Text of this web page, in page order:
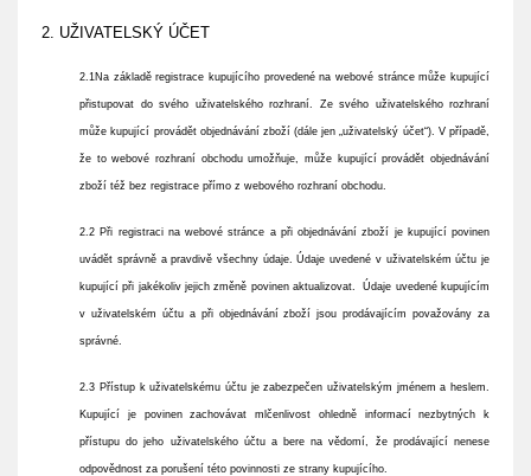
2. UŽIVATELSKÝ ÚČET
2.1Na základě registrace kupujícího provedené na webové stránce může kupující
přistupovat do svého uživatelského rozhraní. Ze svého uživatelského rozhraní
může kupující provádět objednávání zboží (dále jen „uživatelský účet“). V případě,
že to webové rozhraní obchodu umožňuje, může kupující provádět objednávání
zboží též bez registrace přímo z webového rozhraní obchodu.
2.2 Při registraci na webové stránce a při objednávání zboží je kupující povinen
uvádět správně a pravdivě všechny údaje. Údaje uvedené v uživatelském účtu je
kupující při jakékoliv jejich změně povinen aktualizovat. Údaje uvedené kupujícím
v uživatelském účtu a při objednávání zboží jsou prodávajícím považovány za
správné.
2.3 Přístup k uživatelskému účtu je zabezpečen uživatelským jménem a heslem.
Kupující je povinen zachovávat mlčenlivost ohledně informací nezbytných k
přístupu do jeho uživatelského účtu a bere na vědomí, že prodávající nenese
odpovědnost za porušení této povinnosti ze strany kupujícího.